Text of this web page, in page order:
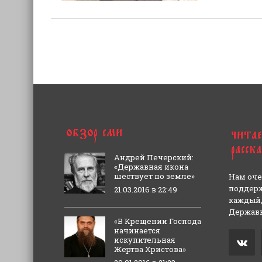
Андрей Печерский:
«Державная икона
шествует по земле»
21.03.2016 в 22:49
«В Крещении Господа
начинается
искупительная
Жертва Христова»
Нам
каждый,